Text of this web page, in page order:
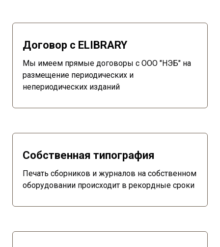
Договор с ELIBRARY
Мы имеем прямые договоры с ООО "НЭБ" на
размещение периодических и
непериодических изданий
Собственная типография
Печать сборников и журналов на собственном
оборудовании происходит в рекордные сроки